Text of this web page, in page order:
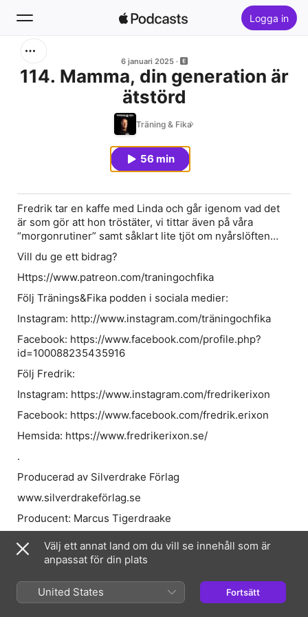
Logga in
6 januari 2025
114. Mamma, din generation är
ätstörd
Träning & Fika
56 min
Fredrik tar en kaffe med Linda och går igenom vad det
är som gör att hon tröstäter, vi tittar även på våra
“morgonrutiner” samt såklart lite tjöt om nyårslöften…
Vill du ge ett bidrag?
Https://www.patreon.com/traningochfika
Följ Tränings&Fika podden i sociala medier:
Instagram: http://www.instagram.com/träningochfika
Facebook: https://www.facebook.com/profile.php?
id=100088235435916
Följ Fredrik:
Instagram: https://www.instagram.com/fredrikerixon
Facebook: https://www.facebook.com/fredrik.erixon
Hemsida: https://www.fredrikerixon.se/
.
Producerad av Silverdrake Förlag
www.silverdrakeförlag.se
Producent: Marcus Tigerdraake
marcus@silverdrakeforlag.se
Koordinator: Victoria Tigerdraake,
victoria.tigerdraake@gmail.se
Klippare: Patrik Sundén
Välj ett annat land om du vill se innehåll som är
anpassat för din plats
United States Fortsätt